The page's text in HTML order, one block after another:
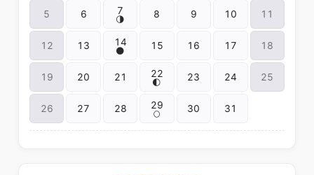
5 6 7
🌗 8 9 10 11
12 13 14
🌑 15 16 17 18
19 20 21 22
🌓 23 24 25
26 27 28 29
🌕 30 31